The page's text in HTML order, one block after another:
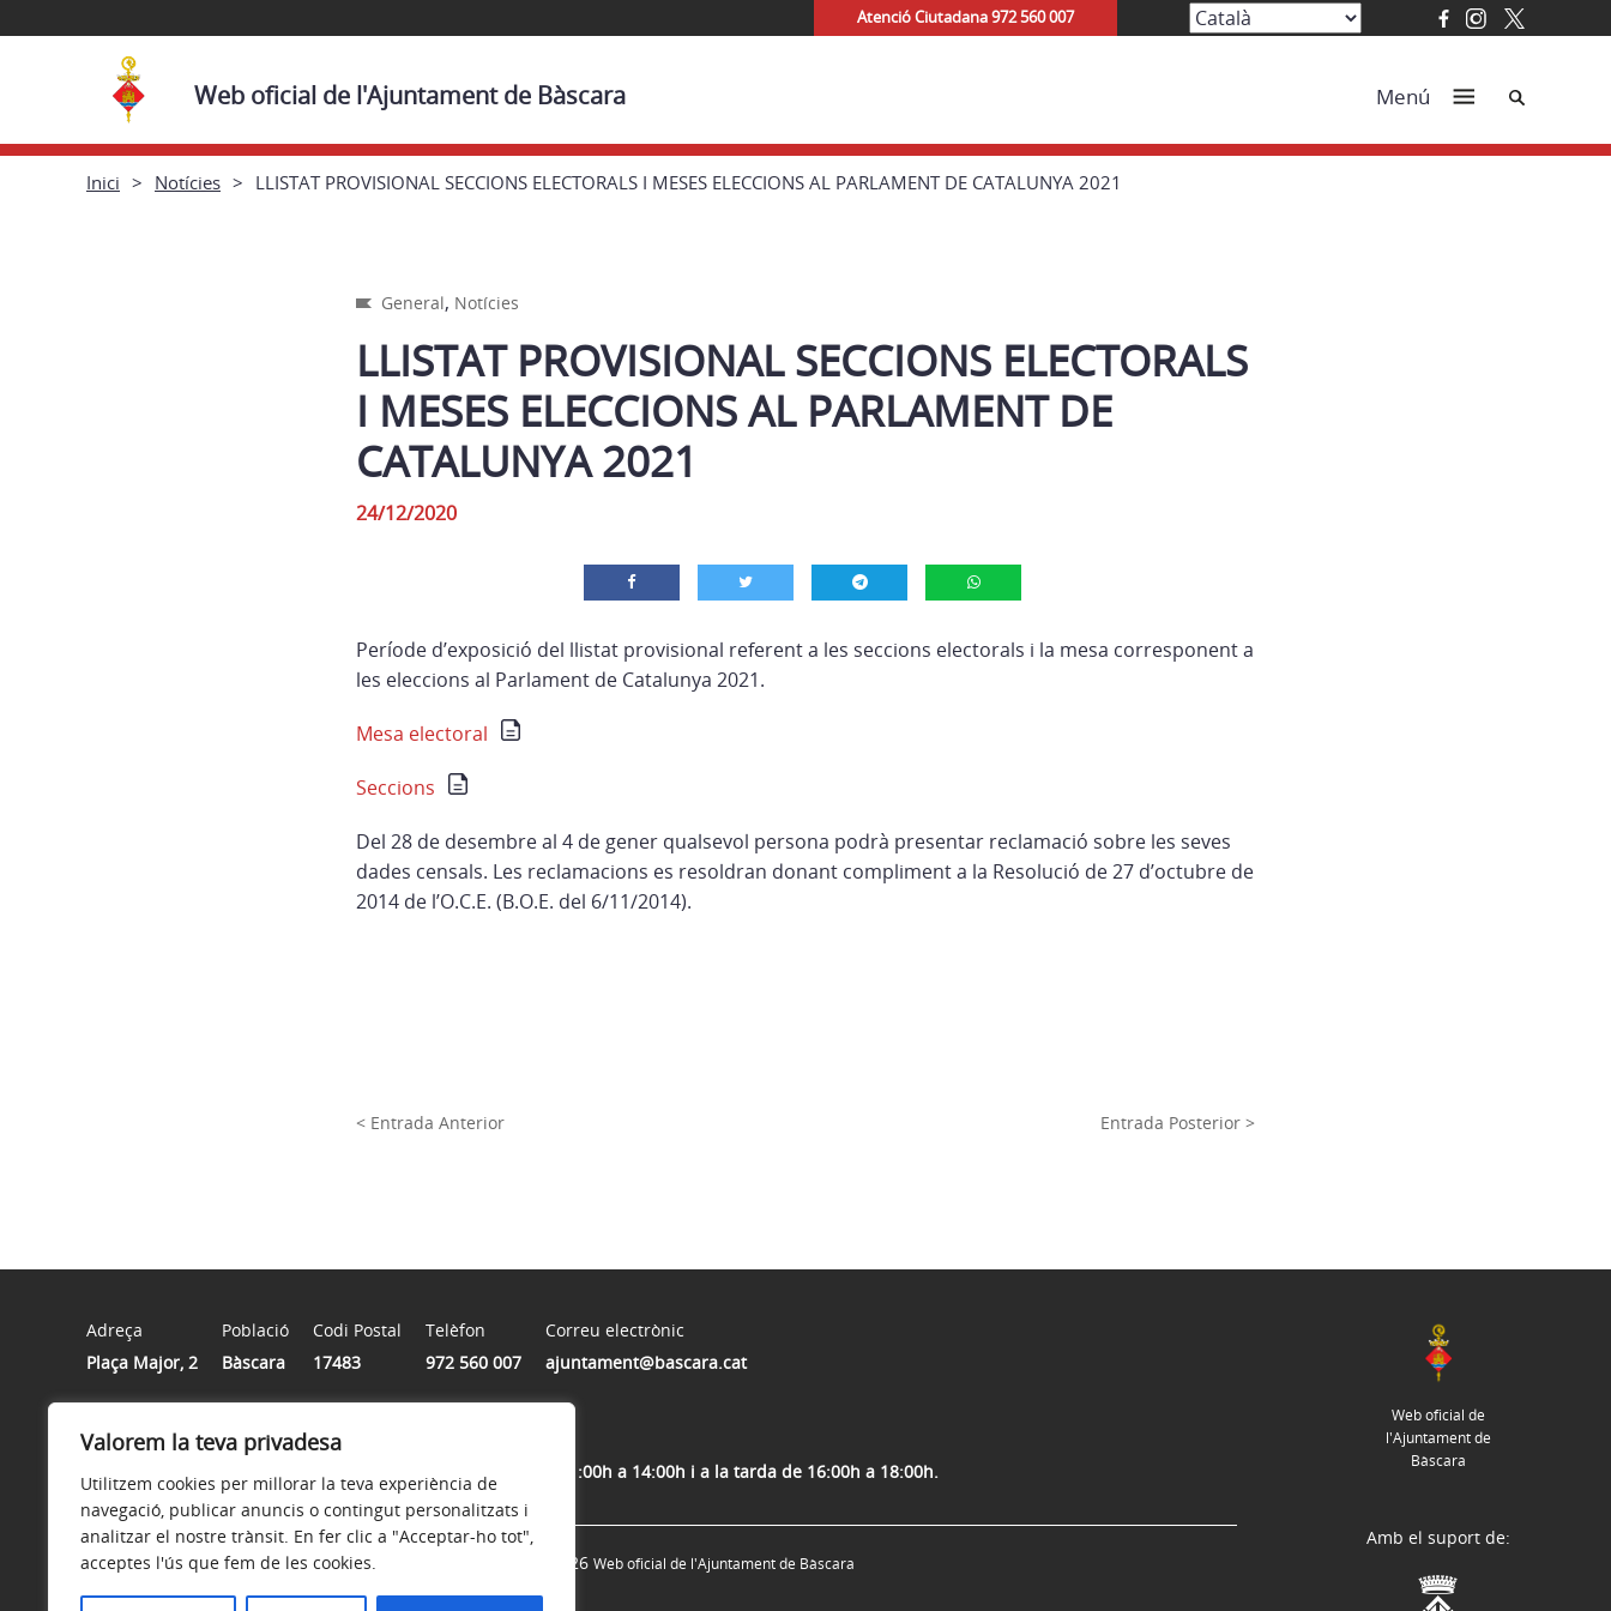
Valorem la teva privadesa
Utilitzem cookies per millorar la teva experiència de
navegació, publicar anuncis o contingut personalitzats i
analitzar el nostre trànsit. En fer clic a "Acceptar-ho tot",
acceptes l'ús que fem de les cookies.
Atenció Ciutadana 972 560 007
Web oficial de l'Ajuntament de Bàscara Menú Cerca
Inici Notícies LLISTAT PROVISIONAL SECCIONS ELECTORALS I MESES ELECCIONS AL PARLAMENT DE CATALUNYA 2021
General, Notícies
LLISTAT PROVISIONAL SECCIONS ELECTORALS
I MESES ELECCIONS AL PARLAMENT DE
CATALUNYA 2021
24/12/2020
Període d’exposició del llistat provisional referent a les seccions electorals i la mesa corresponent a
les eleccions al Parlament de Catalunya 2021.
Mesa electoral
Seccions
Del 28 de desembre al 4 de gener qualsevol persona podrà presentar reclamació sobre les seves
dades censals. Les reclamacions es resoldran donant compliment a la Resolució de 27 d’octubre de
2014 de l’O.C.E. (B.O.E. del 6/11/2014).
< Entrada Anterior Entrada Posterior >
Adreça
Plaça Major, 2
Població
Bàscara
Codi Postal
17483
Telèfon
972 560 007
Correu electrònic
ajuntament@bascara.cat
Horari
De dilluns a divendres de 8:00h a 14:00h, excepte dijous d'11:00h a 14:00h i a la tarda de 16:00h a 18:00h.
Web oficial de
l'Ajuntament de
Bàscara
Avís legal Política de privacitat © 2026 Web oficial de l'Ajuntament de Bàscara
Amb el suport de: